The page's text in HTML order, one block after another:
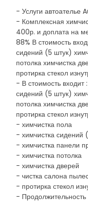
- Услуги автоателье
- Комплексная
400р. и доплата на
88% В стоимость
сидений (5 штук)
потолка химчистка
протирка стекол
- В стоимость входит
сидений (5 штук)
потолка химчистка
протирка стекол
- химчистка пола
- химчистка сидений
- химчистка панели
- химчистка потолка
- химчистка дверей
- чистка салона
- протирка стекол
-